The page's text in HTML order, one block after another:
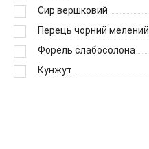
Сир вершковий
Перець чорний мелений
Форель слабосолона
Кунжут